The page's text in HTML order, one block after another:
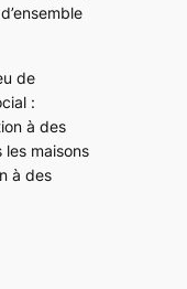
de
:
à des
maisons
à des